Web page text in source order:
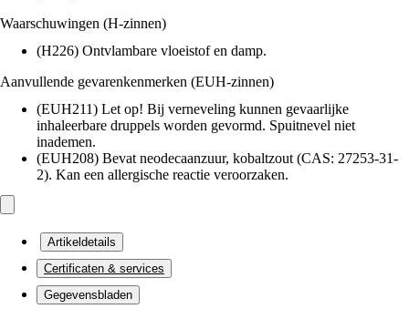
Waarschuwingen (H-zinnen)
(H226) Ontvlambare vloeistof en damp.
Aanvullende gevarenkenmerken (EUH-zinnen)
(EUH211) Let op! Bij verneveling kunnen gevaarlijke
inhaleerbare druppels worden gevormd. Spuitnevel niet
inademen.
(EUH208) Bevat neodecaanzuur, kobaltzout (CAS: 27253-31-
2). Kan een allergische reactie veroorzaken.
Artikeldetails
Certificaten & services
Gegevensbladen